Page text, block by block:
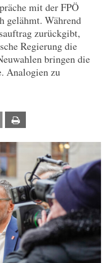
mit der FPÖ
gelähmt. Während
zurückgibt,
Regierung die
bringen die
Analogien zu
Email